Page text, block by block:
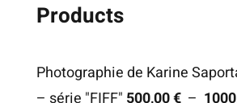
Products
Photographie de Karine
– série "FIFF" 500,00€ –